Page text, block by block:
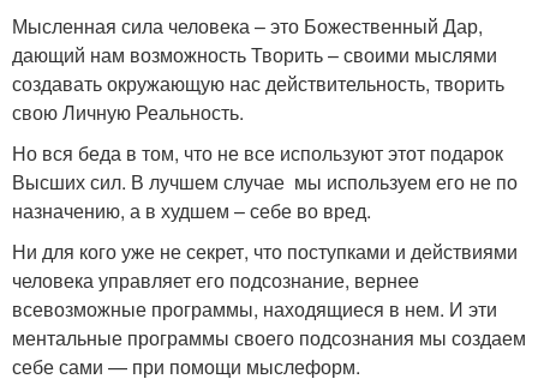
Мысленная сила человека – это Божественный Дар,
дающий нам возможность Творить – своими мыслями
создавать окружающую нас действительность, творить
свою Личную Реальность.
Но вся беда в том, что не все используют этот подарок
Высших сил. В лучшем случае мы используем его не по
назначению, а в худшем – себе во вред.
Ни для кого уже не секрет, что поступками и действиями
человека управляет его подсознание, вернее
всевозможные программы, находящиеся в нем. И эти
ментальные программы своего подсознания мы создаем
себе сами — при помощи мыслеформ.